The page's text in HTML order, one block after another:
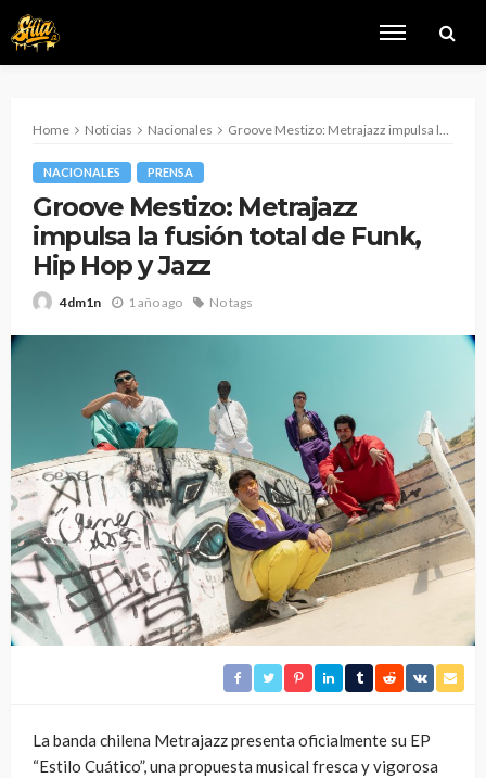
Home Noticias Nacionales Groove Mestizo: Metrajazz impulsa la fusión total de Funk, Hip Hop y Jazz
NACIONALES PRENSA
Groove Mestizo: Metrajazz
impulsa la fusión total de Funk,
Hip Hop y Jazz
4dm1n 1 año ago No tags
La banda chilena Metrajazz presenta oficialmente su EP
“Estilo Cuático”, una propuesta musical fresca y vigorosa